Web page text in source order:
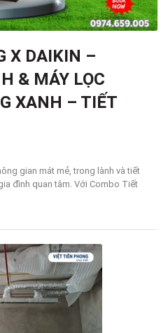
X DAIKIN –
& MÁY LỌC
XANH – TIẾT
gian mát mẻ, trong lành và tiết
đình quan tâm. Với Combo Tiết